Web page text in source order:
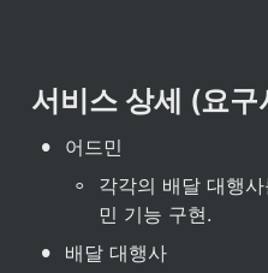
서비스 상세 (요구
• 어드민
◦
각각의 배달 대행
민 기능 구현.
• 배달 대행사